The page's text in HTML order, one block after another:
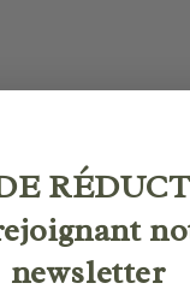
newsletter